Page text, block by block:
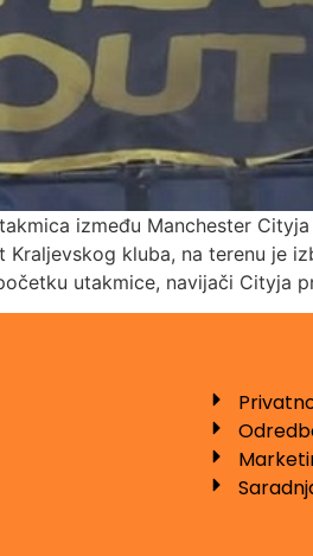
između Manchester
kluba, na terenu je
utakmice, navijači Cityja